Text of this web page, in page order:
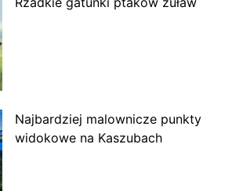
Najbardziej malownicze punkty
widokowe na Kaszubach